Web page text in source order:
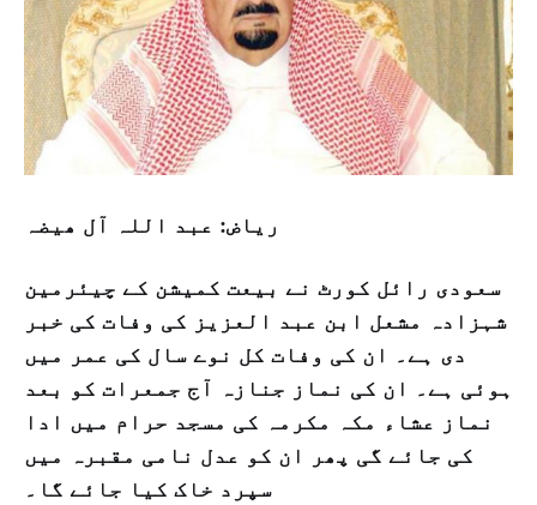
ریاض: عبد اللہ آل ھیضہ
سعودی رائل کورٹ نے بیعت کمیشن کے چیئرمین
شہزادہ مشعل ابن عبد العزیز کی وفات کی خبر
دی ہے۔ ان کی وفات کل نوے سال کی عمر میں
ہوئی ہے۔ ان کی نماز جنازہ آج جمعرات کو بعد
نماز عشاء مکہ مکرمہ کی مسجد حرام میں ادا
کی جائے گی پھر ان کو عدل نامی مقبرہ میں
سپرد خاک کیا جائے گا۔